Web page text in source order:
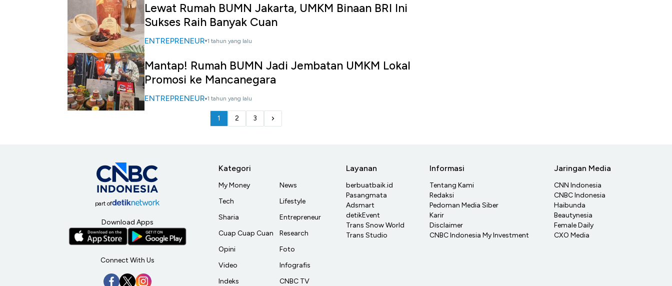
Lewat Rumah BUMN Jakarta, UMKM Binaan BRI Ini
Sukses Raih Banyak Cuan
ENTREPRENEUR 1 tahun yang lalu
Mantap! Rumah BUMN Jadi Jembatan UMKM Lokal
Promosi ke Mancanegara
ENTREPRENEUR 1 tahun yang lalu
1 2 3
part of
Download Apps
Connect With Us
Kategori
My Money
Tech
Sharia
Cuap Cuap Cuan
Opini
Video
Indeks
News
Lifestyle
Entrepreneur
Research
Foto
Infografis
CNBC TV
Layanan
berbuatbaik.id
Pasangmata
Adsmart
detikEvent
Trans Snow World
Trans Studio
Informasi
Tentang Kami
Redaksi
Pedoman Media Siber
Karir
Disclaimer
CNBC Indonesia My Investment
Jaringan Media
CNN Indonesia
CNBC Indonesia
Haibunda
Beautynesia
Female Daily
CXO Media